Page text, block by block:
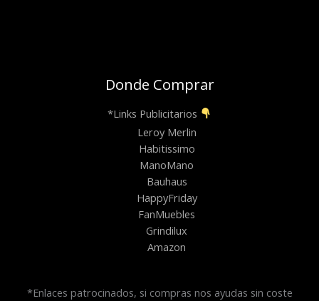
Donde Comprar
*Links Publicitarios
Leroy Merlin
Habitissimo
ManoMano
Bauhaus
HappyFriday
FanMuebles
Grindilux
Amazon
*Enlaces patrocinados, si compras nos ayudas sin coste